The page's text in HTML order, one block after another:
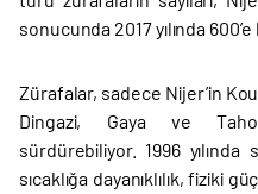
sonucunda 2017 yılında
Zürafalar, sadece Nijer’in
Dingazi, Gaya ve
sürdürebiliyor. 1996 yılında
sıcaklığa dayanıklılık, fiziki